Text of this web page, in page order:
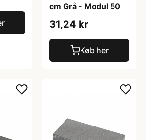
cm Grå - Modul 50
31,24 kr
Køb her